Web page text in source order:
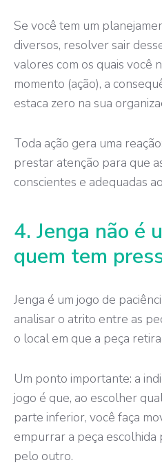
Se você tem um
diversos, resolver sair
valores com os quais você
momento (ação), a
estaca zero na sua
Toda ação gera uma
prestar atenção para que
conscientes e adequadas
4. Jenga não é
quem tem
Jenga é um jogo de
analisar o atrito entre as
o local em que a peça
Um ponto importante: a
jogo é que, ao escolher
parte inferior, você faça
empurrar a peça
pelo outro.